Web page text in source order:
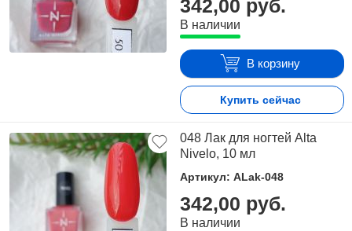
342,00 руб.
В наличии
В корзину
Купить сейчас
048 Лак для ногтей Alta
Nivelo, 10 мл
Артикул: ALak-048
342,00 руб.
В наличии